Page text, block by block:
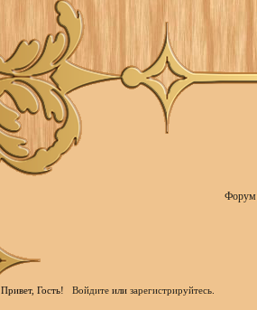
Форум
Привет, Гость! Войдитеили зарегистрируйтесь.